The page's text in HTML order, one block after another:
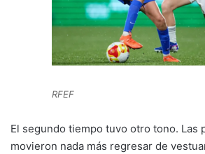
RFEF
El segundo tiempo tuvo otro tono. Las
movieron nada más regresar de